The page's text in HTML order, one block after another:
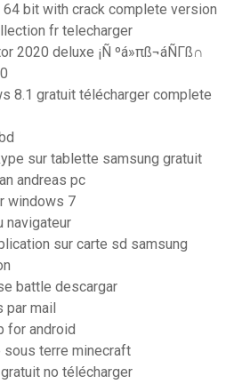
bit with crack complete version
fr telecharger
2020 deluxe ¡Ñ ºá»πß¬áÑΓß∩
8.1 gratuit télécharger complete
sur tablette samsung gratuit
andreas pc
windows 7
navigateur
sur carte sd samsung
battle descargar
mail
for android
sous terre minecraft
no télécharger